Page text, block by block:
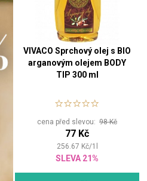
VIVACO Sprchový olej s BIO
arganovým olejem BODY
TIP 300 ml
cena před slevou: 98 Kč
77 Kč
256.67 Kč/1
SLEVA 21%